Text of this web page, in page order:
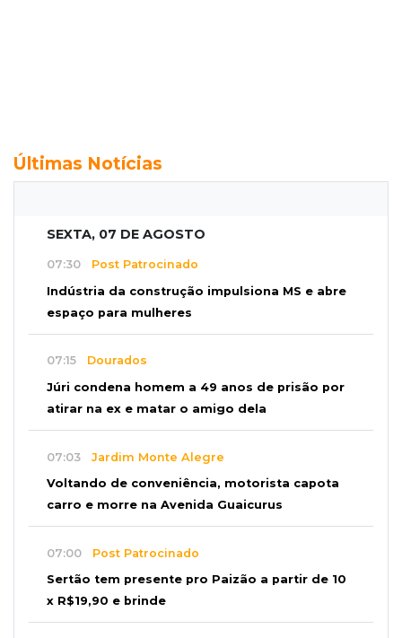
Últimas Notícias
SEXTA, 07 DE AGOSTO
07:30 Post Patrocinado
Indústria da construção impulsiona MS e abre
espaço para mulheres
07:15 Dourados
Júri condena homem a 49 anos de prisão por
atirar na ex e matar o amigo dela
07:03 Jardim Monte Alegre
Voltando de conveniência, motorista capota
carro e morre na Avenida Guaicurus
07:00 Post Patrocinado
Sertão tem presente pro Paizão a partir de 10
x R$19,90 e brinde